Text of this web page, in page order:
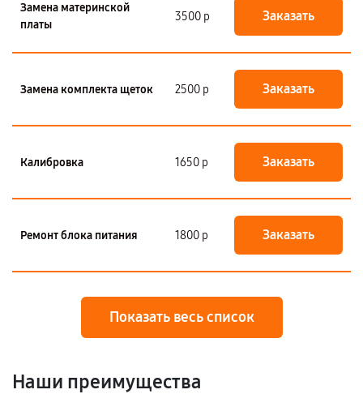
Замена материнской
платы
3500 р Заказать
Замена комплекта щеток 2500 р Заказать
Калибровка 1650 р Заказать
Ремонт блока питания 1800 р Заказать
Показать весь список
Наши преимущества